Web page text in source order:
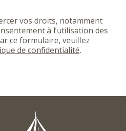
rechargez la page
internet.